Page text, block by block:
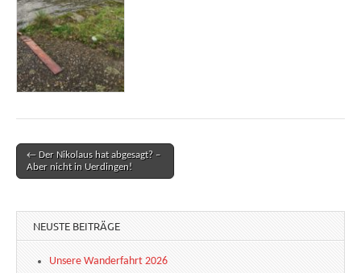
Post navigation
← Der Nikolaus hat abgesagt? –
Aber nicht in Uerdingen!
NEUSTE BEITRÄGE
Unsere Wanderfahrt 2026